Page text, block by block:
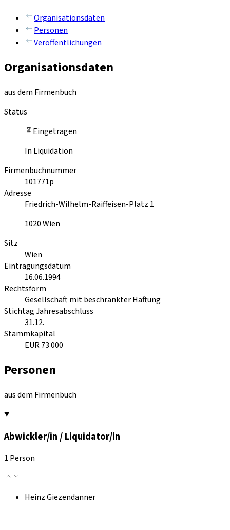
Organisationsdaten
Personen
Veröffentlichungen
Organisationsdaten
aus dem Firmenbuch
Status
Eingetragen
In Liquidation
Firmenbuchnummer
101771p
Adresse
Friedrich-Wilhelm-Raiffeisen-Platz 1
1020Wien
Sitz
Wien
Eintragungsdatum
16.06.1994
Rechtsform
Gesellschaft mit beschränkter Haftung
Stichtag Jahresabschluss
31.12.
Stammkapital
EUR 73 000
Personen
aus dem Firmenbuch
Abwickler/in / Liquidator/in
1 Person
Heinz Giezendanner